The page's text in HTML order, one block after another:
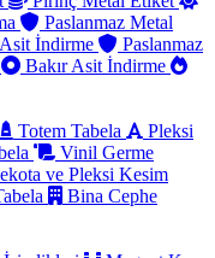
Paslanmaz Metal
İndirme
Paslanmaz
Bakır Asit İndirme
Totem Tabela
Pleksi
Vinil Germe
ve Pleksi Kesim
Bina Cephe